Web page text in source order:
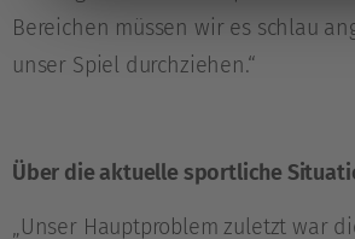
Bereichen müssen wir es schlau
unser Spiel durchziehen.“
Über die aktuelle sportliche
„Unser Hauptproblem zuletzt war